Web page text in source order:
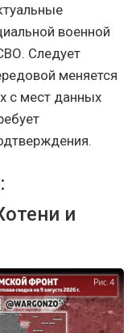
военной
Следует
меняется
с мест данных
и